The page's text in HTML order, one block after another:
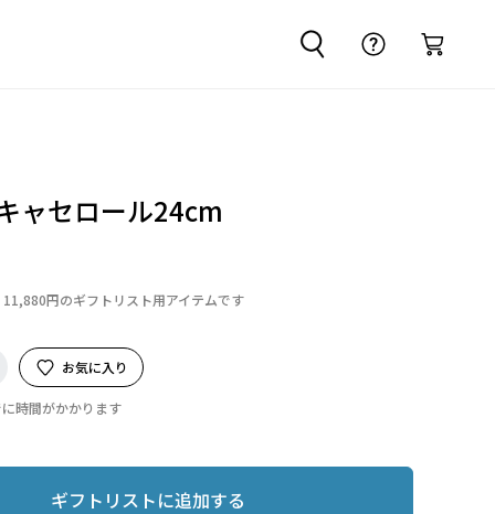
ャセロール24cm
11,880円のギフトリスト用アイテムです
お気に入り
時間がかかります
ギフトリストに追加する